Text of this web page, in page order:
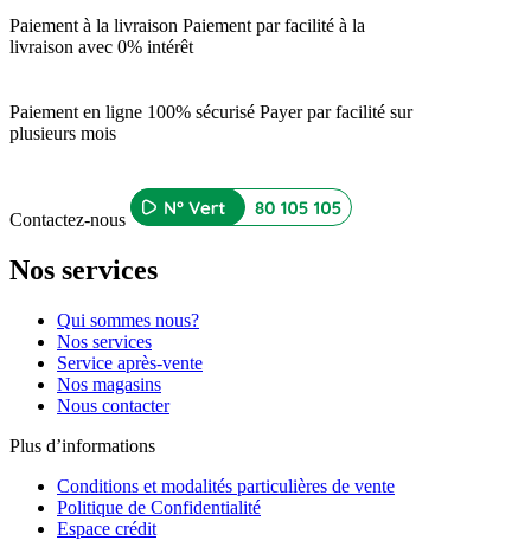
Paiement à la livraison Paiement par facilité à la
livraison avec 0% intérêt
Paiement en ligne 100% sécurisé Payer par facilité sur
plusieurs mois
Contactez-nous
Nos services
Qui sommes nous?
Nos services
Service après-vente
Nos magasins
Nous contacter
Plus d’informations
Conditions et modalités particulières de vente
Politique de Confidentialité
Espace crédit